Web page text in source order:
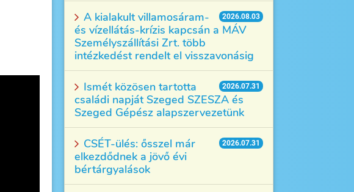
2026.08.03
A kialakult villamosáram-
és vízellátás-krízis kapcsán a MÁV
Személyszállítási Zrt. több
intézkedést rendelt el visszavonásig
2026.07.31
Ismét közösen tartotta
családi napját Szeged SZESZA és
Szeged Gépész alapszervezetünk
2026.07.31
CSÉT-ülés: ősszel már
elkezdődnek a jövő évi
bértárgyalások